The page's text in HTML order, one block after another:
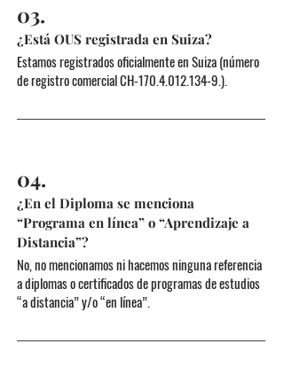
03.
¿Está OUS registrada en Suiza?
Estamos registrados oficialmente en Suiza (número
de registro comercial CH-170.4.012.134-9.).
04.
¿En el Diploma se menciona
“Programa en línea” o “Aprendizaje a
Distancia”?
No, no mencionamos ni hacemos ninguna referencia
a diplomas o certificados de programas de estudios
“a distancia” y/o “en línea”.